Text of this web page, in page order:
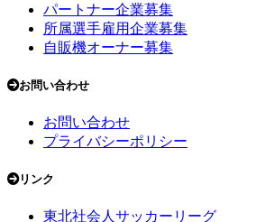
パートナー企業募集
所属選手雇用企業募集
自販機オーナー募集
お問い合わせ
お問い合わせ
プライバシーポリシー
リンク
東北社会人サッカーリーグ